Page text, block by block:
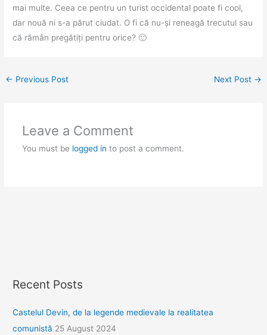
mai multe. Ceea ce pentru un turist occidental poate fi cool,
dar nouă ni s-a părut ciudat. O fi că nu-și reneagă trecutul sau
că rămân pregătiți pentru orice? 🙂
← Previous Post Next Post →
Leave a Comment
You must be logged in to post a comment.
Recent Posts
Castelul Devin, de la legende medievale la realitatea
comunistă 25 August 2024